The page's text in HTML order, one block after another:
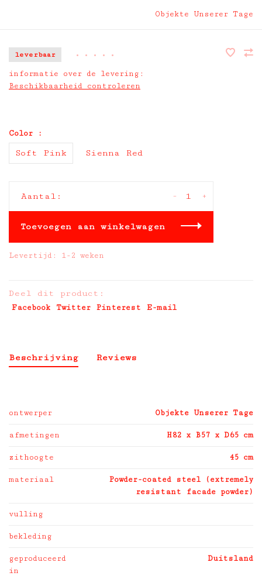
Objekte Unserer Tage
leverbaar • • • • •
informatie over de levering:
Beschikbaarheid controleren
Color :
Soft Pink Sienna Red
Aantal: +
-
Toevoegen aan winkelwagen
Levertijd: 1-2 weken
Deel dit product:
Facebook Twitter Pinterest E-mail
Beschrijving Reviews
ontwerper Objekte Unserer Tage
afmetingen H82 x B57 x D65 cm
zithoogte 45 cm
materiaal
Powder-coated steel (extremely
resistant facade powder)
vulling
bekleding
geproduceerd
in
Duitsland